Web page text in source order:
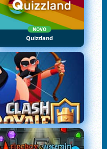
NOVO
Quizzland